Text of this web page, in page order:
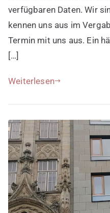
verfügbaren Daten. Wir
kennen uns aus im
Termin mit uns aus. Ein
[…]
Weiterlesen